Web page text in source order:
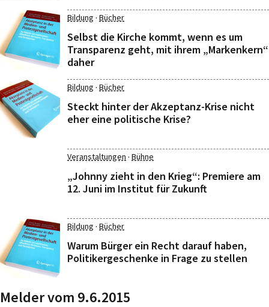
Bildung · Bücher
Selbst die Kirche kommt, wenn es um
Transparenz geht, mit ihrem „Markenkern“
daher
Bildung · Bücher
Steckt hinter der Akzeptanz-Krise nicht
eher eine politische Krise?
Veranstaltungen · Bühne
„Johnny zieht in den Krieg“: Premiere am
12. Juni im Institut für Zukunft
Bildung · Bücher
Warum Bürger ein Recht darauf haben,
Politikergeschenke in Frage zu stellen
Melder vom 9.6.2015